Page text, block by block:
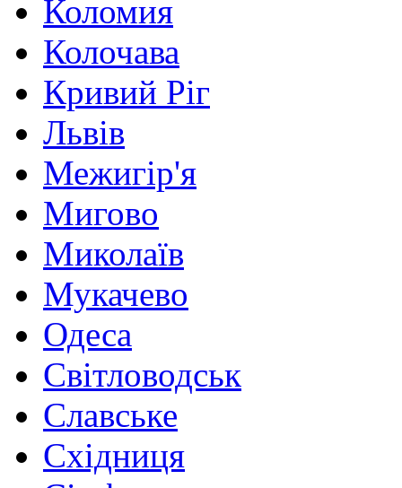
Коломия
Колочава
Кривий Ріг
Львів
Межигір'я
Мигово
Миколаїв
Мукачево
Одеса
Світловодськ
Славське
Східниця